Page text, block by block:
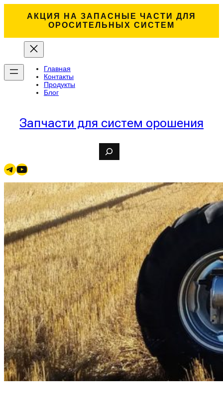
содержимому
АКЦИЯ НА ЗАПАСНЫЕ ЧАСТИ ДЛЯ
ОРОСИТЕЛЬНЫХ СИСТЕМ
Главная
Контакты
Продукты
Блог
Запчасти для систем орошения
a
rTelegramYouTube